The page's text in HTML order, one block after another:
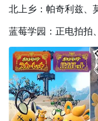
北上乡：帕奇利兹、
蓝莓学园：正电拍拍